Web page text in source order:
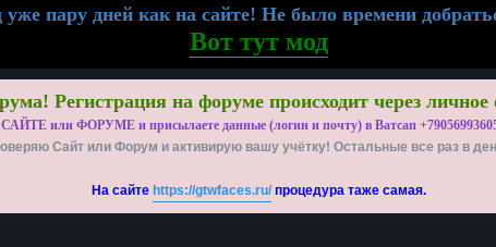
пару дней как на сайте! Не было времени
Вот тут мод
Регистрация на форуме происходит через
САЙТЕ или ФОРУМЕ и присылаете данные (логин и почту) в Ватсап
Сайт или Форум и активирую вашу учётку! Остальные все раз в
На сайте https://gtwfaces.ru/процедура таже самая.